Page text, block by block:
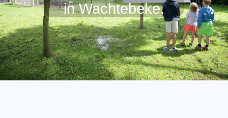
in Wachtebeke.